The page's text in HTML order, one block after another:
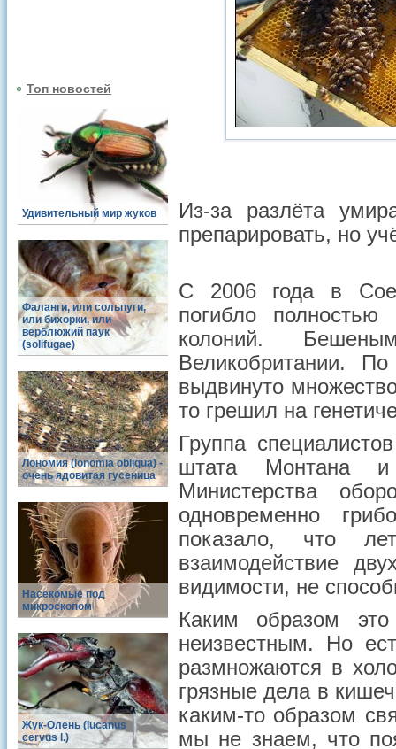
Топ новостей
Удивительный мир жуков
Фаланги, или сольпуги,
или бихорки, или
верблюжий паук
(solifugae)
Лономия (lonomia obliqua) -
очень ядовитая гусеница
Насекомые под
микроскопом
Жук-Олень (lucanus
cervus l.)
Из-за разлёта
препарировать, но
С 2006 года в
погибло
колоний.
Великобритании.
выдвинуто
то грешил на
Группа
штата Монтана и
Министерства
одновременно
показало, что
взаимодействие
видимости, не
Каким образом это
неизвестным. Но
размножаются в
грязные дела в
каким-то образом
мы не знаем, что